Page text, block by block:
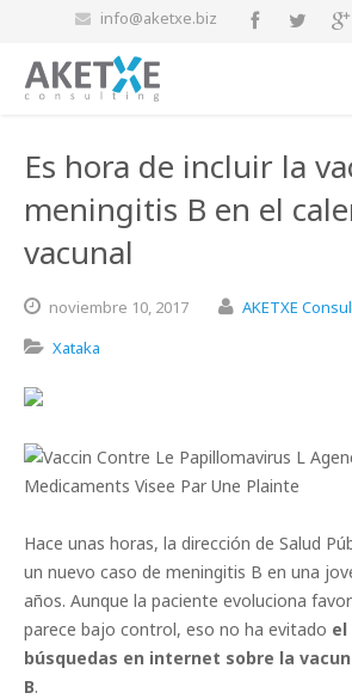
info@aketxe.biz
Es hora de incluir la
meningitis B en el
vacunal
noviembre 10, 2017
AKETXE
Xataka
Hace unas horas, la dirección de Salud
un nuevo caso de meningitis B en una
años. Aunque la paciente evoluciona
parece bajo control, eso no ha evitado el
búsquedas en internet sobre la
B.